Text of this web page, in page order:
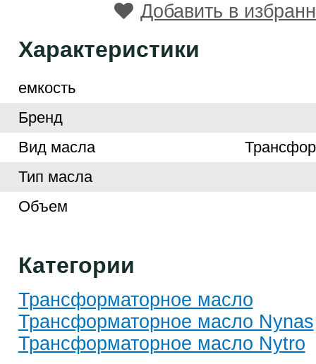
Добавить в
Характеристики
емкость
Бренд
Вид масла
Тип масла
Объем
Категории
Трансформаторное масло
Трансформаторное масло Nynas
Трансформаторное масло Nytro